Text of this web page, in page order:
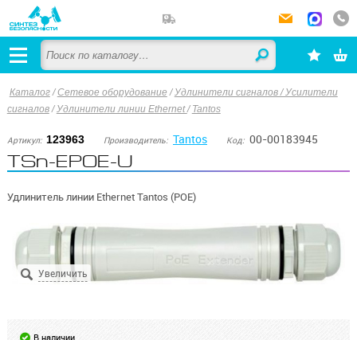
Каталог/Сетевое оборудование /Удлинители сигналов / Усилители
сигналов /Удлинители линии Ethernet/ Tantos
Артикул: 123963 Производитель: Tantos Код: 00-00183945
TSn-EPOE-U
Удлинитель линии Ethernet Tantos (POE)
В наличии